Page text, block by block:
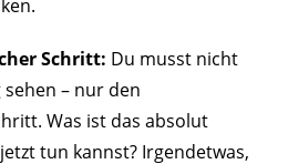
Schritt: Du musst nicht
sehen – nur den
Was ist das absolut
tun kannst? Irgendetwas,